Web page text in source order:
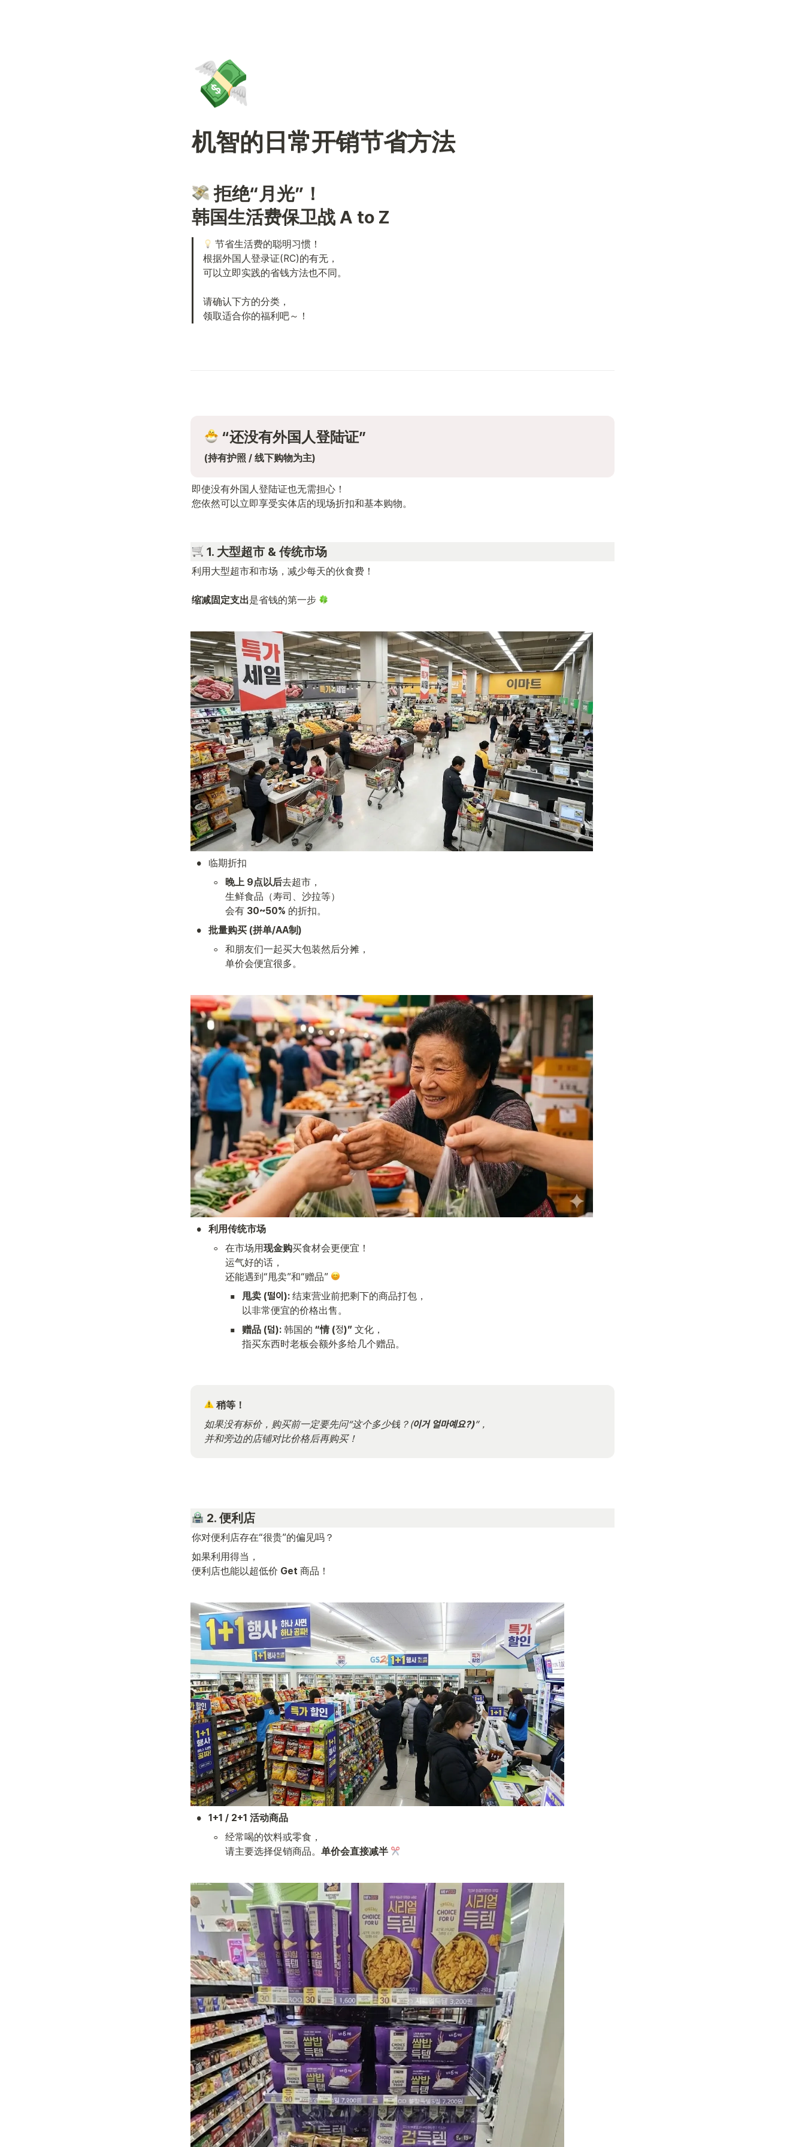
💸
机智的日常开销节省方法
拒绝“月光”！
韩国生活费保卫战 A to Z
节省生活费的聪明习惯！
根据外国人登录证(RC)的有无，
可以立即实践的省钱方法也不同。
请确认下方的分类，
领取适合你的福利吧～！
“还没有外国人登陆证”
(持有护照 / 线下购物为主)
即使没有外国人登陆证也无需担心！
您依然可以立即享受实体店的现场折扣和基本购物。
1. 大型超市 & 传统市场
利用大型超市和市场，减少每天的伙食费！
缩减固定支出是省钱的第一步
• 临期折扣
◦ 晚上 9点以后去超市，
生鲜食品（寿司、沙拉等）
会有 30~50% 的折扣。
• 批量购买 (拼单/AA制)
◦
和朋友们一起买大包装然后分摊，
单价会便宜很多。
• 利用传统市场
◦ 在市场用现金购买食材会更便宜！
运气好的话，
还能遇到“甩卖”和“赠品”
▪ 甩卖 (떨이): 结束营业前把剩下的商品打包，
以非常便宜的价格出售。
▪ 赠品 (덤): 韩国的 “情 (정)” 文化，
指买东西时老板会额外多给几个赠品。
稍等！
如果没有标价，购买前一定要先问“这个多少钱？(이거 얼마예요?)”，
并和旁边的店铺对比价格后再购买！
2. 便利店
你对便利店存在“很贵”的偏见吗？
如果利用得当，
便利店也能以超低价 Get 商品！
• 1+1 / 2+1 活动商品
◦
经常喝的饮料或零食，
请主要选择促销商品。 单价会直接减半